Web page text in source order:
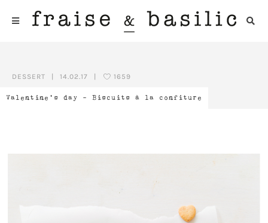
Valentine’s day – Biscuits à la confiture
DESSERT 14.02.17 1659